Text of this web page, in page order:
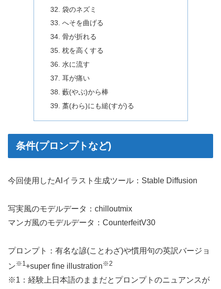
袋のネズミ
へそを曲げる
骨が折れる
枕を高くする
水に流す
耳が痛い
藪(やぶ)から棒
藁(わら)にも縋(すが)る
条件(プロンプトなど)
今回使用したAIイラスト生成ツール：Stable Diffusion
写実風のモデルデータ：chilloutmix
マンガ風のモデルデータ：CounterfeitV30
プロンプト：有名な諺(ことわざ)や慣用句の英訳バージョ
ン ※1 +super fine illustration ※2
※1：経験上日本語のままだとプロンプトのニュアンスが